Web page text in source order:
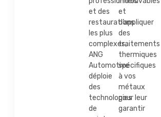
et des
restaurations
les plus
complexes,
ANG
Automotive
déploie
des
technologies
de
et
d’appliquer
des
traitements
thermiques
spécifiques
à vos
métaux
pour leur
garantir